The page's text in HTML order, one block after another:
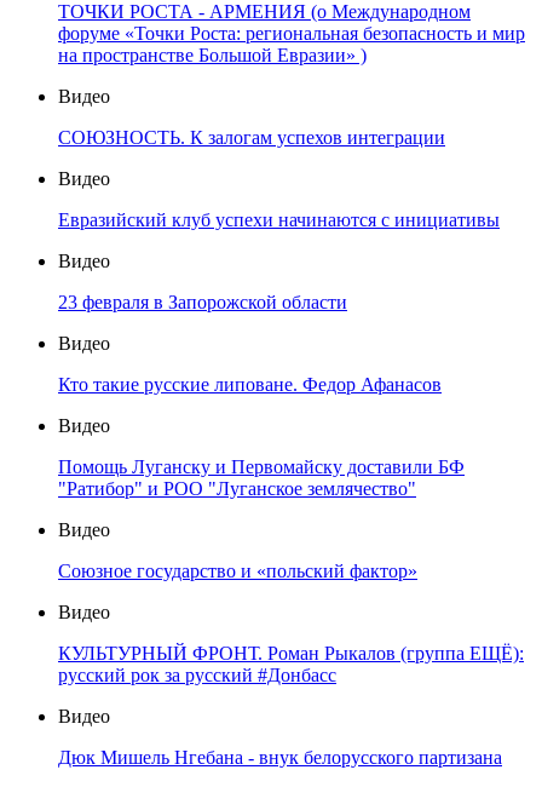
ТОЧКИ РОСТА - АРМЕНИЯ (о Международном
форуме «Точки Роста: региональная безопасность и мир
на пространстве Большой Евразии» )
Видео
СОЮЗНОСТЬ. К залогам успехов интеграции
Видео
Евразийский клуб успехи начинаются с инициативы
Видео
23 февраля в Запорожской области
Видео
Кто такие русские липоване. Федор Афанасов
Видео
Помощь Луганску и Первомайску доставили БФ
"Ратибор" и РОО "Луганское землячество"
Видео
Союзное государство и «польский фактор»
Видео
КУЛЬТУРНЫЙ ФРОНТ. Роман Рыкалов (группа ЕЩЁ):
русский рок за русский #Донбасс
Видео
Дюк Мишель Нгебана - внук белорусского партизана